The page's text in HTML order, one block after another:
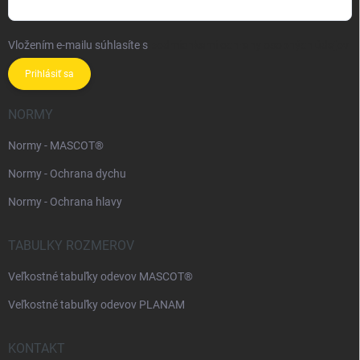
Vložením e-mailu súhlasíte s
Prihlásiť sa
NORMY
Normy - MASCOT®
Normy - Ochrana dychu
Normy - Ochrana hlavy
TABULKY ROZMEROV
Veľkostné tabuľky odevov MASCOT®
Veľkostné tabuľky odevov PLANAM
KONTAKT